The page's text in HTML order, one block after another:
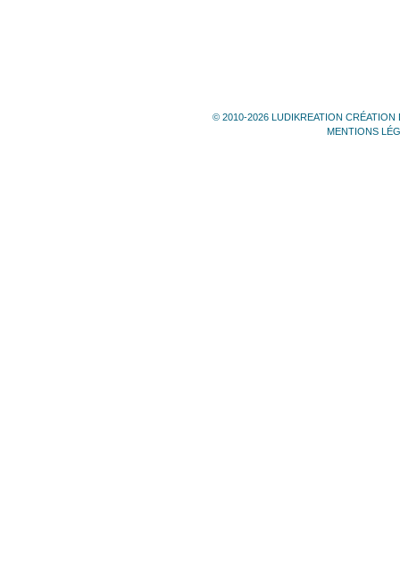
© 2010-2026 LUDIKREATION CRÉATION
MENTIONS